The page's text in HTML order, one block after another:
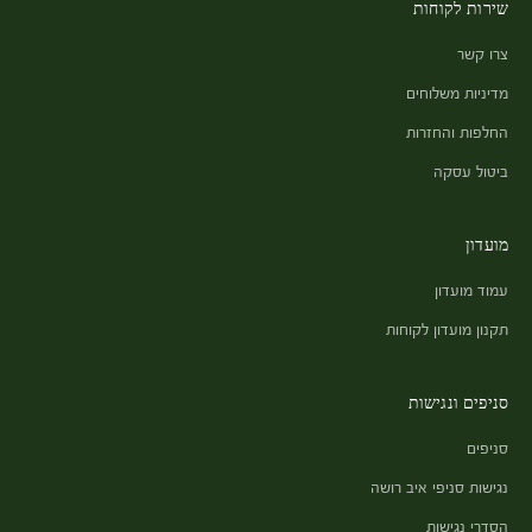
שירות לקוחות
צרו קשר
מדיניות משלוחים
החלפות והחזרות
ביטול עסקה
מועדון
עמוד מועדון
תקנון מועדון לקוחות
סניפים ונגישות
סניפים
נגישות סניפי איב רושה
הסדרי נגישות